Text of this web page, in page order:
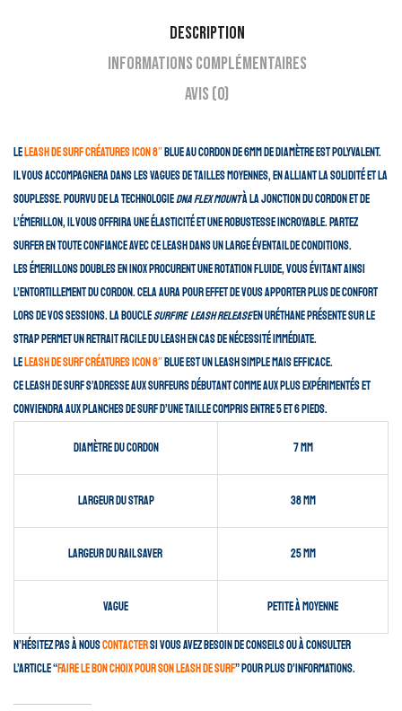
Description
Informations complémentaires
Avis (0)
Le leash de surf Créatures Icon 8″ Blue au cordon de 6mm de diamètre est polyvalent.
Il vous accompagnera dans les vagues de tailles moyennes, en alliant la solidité et la
souplesse. Pourvu de la technologieDNA Flex Mountà la jonction du cordon et de
l’émerillon, il vous offrira une élasticité et une robustesse incroyable. Partez
surfer en toute confiance avec ce leash dans un large éventail de conditions.
Les émerillons doubles en inox procurent une rotation fluide, vous évitant ainsi
l’entortillement du cordon. Cela aura pour effet de vous apporter plus de confort
lors de vos sessions. La boucleSurfire Leash Releaseen uréthane présente sur le
strap permet un retrait facile du leash en cas de nécessité immédiate.
Le leash de surf Créatures Icon 8″ Blue est un leash simple mais efficace.
Ce leash de surf s’adresse aux surfeurs débutant comme aux plus expérimentés et
conviendra aux planches de surf d’une taille compris entre 5 et 6 pieds.
Diamètre du cordon 7 mm
Largeur du strap 38 mm
Largeur du rail saver 25 mm
Vague petite à moyenne
N’hésitez pas à nouscontactersi vous avez besoin de conseils ou à consulter
l’article “faire le bon choix pour son leash de surf” pour plus d’informations.